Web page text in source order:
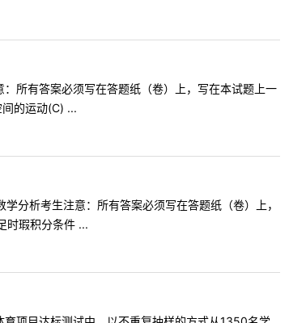
所有答案必须写在答题纸（卷）上，写在本试题上一
的运动(C) ...
分析考生注意：所有答案必须写在答题纸（卷）上，
时瑕积分条件 ...